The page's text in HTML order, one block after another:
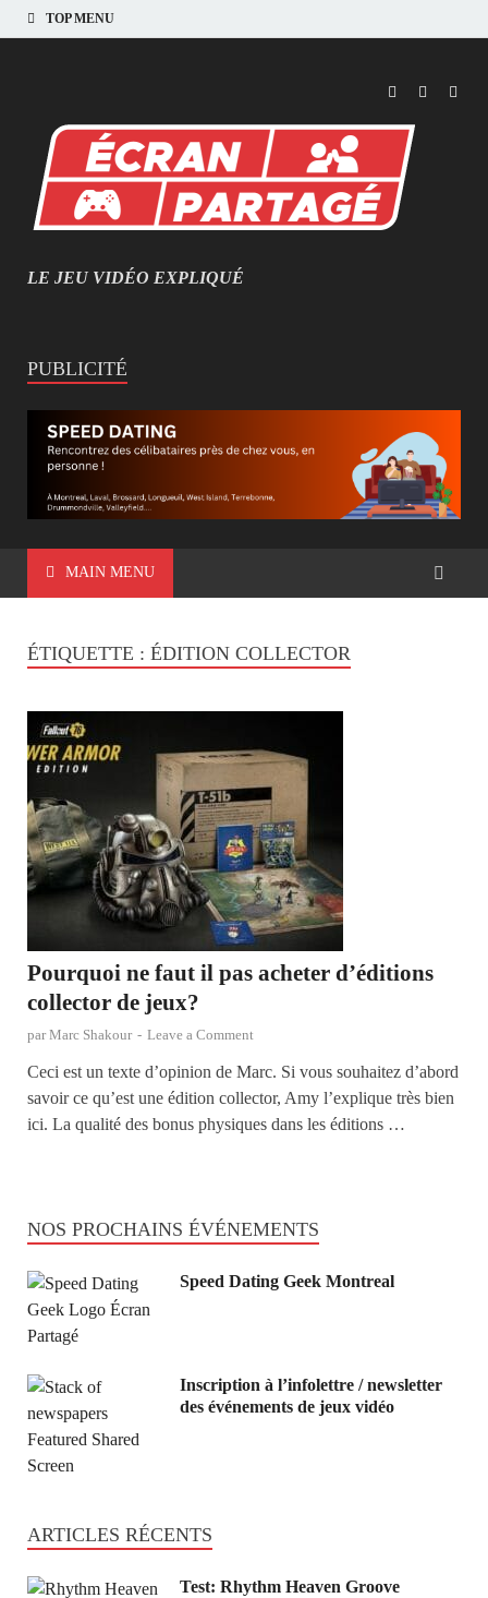
TOP MENU
MIEUX COMPRENDRE LES JEUX VIDÉO
LE JEU VIDÉO EXPLIQUÉ
PUBLICITÉ
MAIN MENU
ÉTIQUETTE : ÉDITION COLLECTOR
Pourquoi ne faut il pas acheter d’éditions
collector de jeux?
parMarc Shakour - Leave a Comment
Ceci est un texte d’opinion de Marc. Si vous souhaitez d’abord
savoir ce qu’est une édition collector, Amy l’explique très bien
ici. La qualité des bonus physiques dans les éditions …
NOS PROCHAINS ÉVÉNEMENTS
Speed Dating Geek Montreal
Inscription à l’infolettre / newsletter
des événements de jeux vidéo
ARTICLES RÉCENTS
Test: Rhythm Heaven Groove